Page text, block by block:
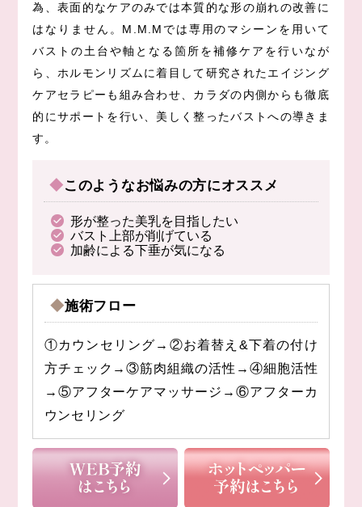
為、表面的なケアのみでは本質的な形の崩れの改善に
はなりません。M.M.Mでは専用のマシーンを用いて
バストの土台や軸となる箇所を補修ケアを行いなが
ら、ホルモンリズムに着目して研究されたエイジング
ケアセラピーも組み合わせ、カラダの内側からも徹底
的にサポートを行い、美しく整ったバストへの導きま
す。
◆このようなお悩みの方にオススメ
形が整った美乳を目指したい
バスト上部が削げている
加齢による下垂が気になる
◆施術フロー
①カウンセリング→②お着替え&下着の付け
方チェック→③筋肉組織の活性→④細胞活性
→⑤アフターケアマッサージ→⑥アフターカ
ウンセリング